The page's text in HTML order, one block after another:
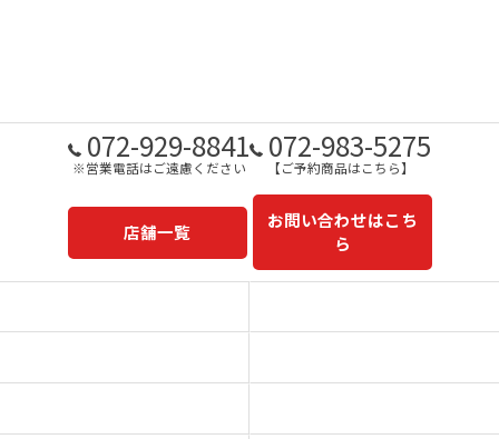
072-929-8841
※営業電話はご遠慮ください
072-983-5275
【ご予約商品はこちら】
店舗一覧
お問い合わせはこち
ら